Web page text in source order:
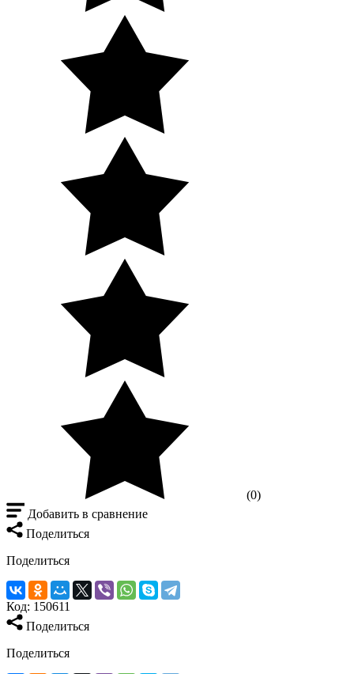
(0)
Добавить в сравнение
Поделиться
Поделиться
Код: 150611
Поделиться
Поделиться